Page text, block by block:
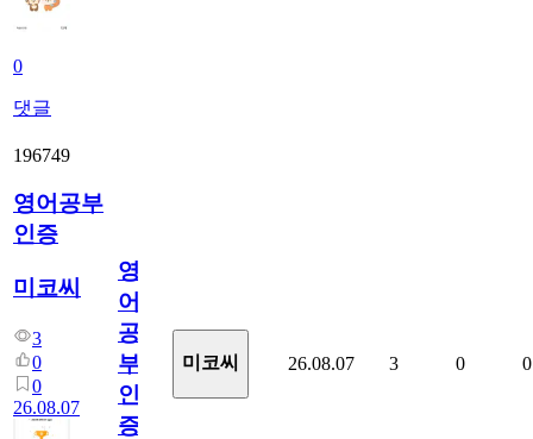
0
댓글
196749
영어공부
인증
미코씨
3
0
0
26.08.07
영
어
공
부
인
증
미코씨 26.08.07 3 0 0